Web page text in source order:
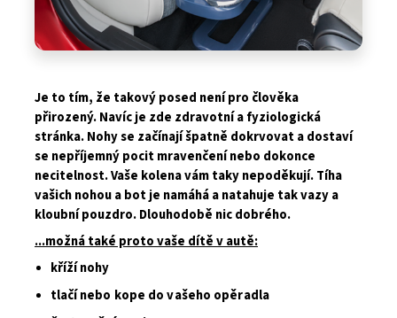
Je to tím, že takový posed není pro člověka
přirozený. Navíc je zde zdravotní a fyziologická
stránka. Nohy se začínají špatně dokrvovat a dostaví
se nepříjemný pocit mravenčení nebo dokonce
necitelnost. Vaše kolena vám taky nepoděkují. Tíha
vašich nohou a bot je namáhá a natahuje tak vazy a
kloubní pouzdro. Dlouhodobě nic dobrého.
...možná také proto vaše dítě v autě:
kříží nohy
tlačí nebo kope do vašeho opěradla